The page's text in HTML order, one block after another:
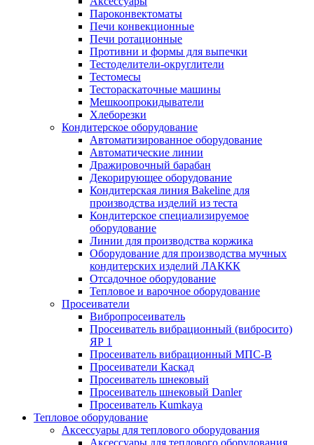
Пароконвектоматы
Печи конвекционные
Печи ротационные
Противни и формы для выпечки
Тестоделители-округлители
Тестомесы
Тестораскаточные машины
Мешкоопрокидыватели
Хлеборезки
Кондитерское оборудование
Автоматизированное оборудование
Автоматические линии
Дражировочный барабан
Декорирующее оборудование
Кондитерская линия Bakeline для
производства изделий из теста
Кондитерское специализируемое
оборудование
Линии для производства коржика
Оборудование для производства мучных
кондитерских изделий ЛАККК
Отсадочное оборудование
Тепловое и варочное оборудование
Просеиватели
Вибропросеиватель
Просеиватель вибрационный (вибросито)
ЯР 1
Просеиватель вибрационный МПС-В
Просеиватели Каскад
Просеиватель шнековый
Просеиватель шнековый Danler
Просеиватель Kumkaya
Тепловое оборудование
Аксессуары для теплового оборудования
Аксессуары для теплового оборудования